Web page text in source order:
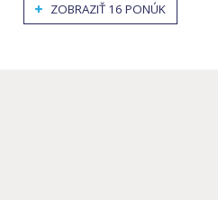
ZOBRAZIŤ 16 PONÚK